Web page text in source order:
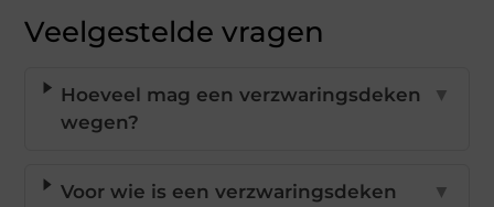
Veelgestelde vragen
Hoeveel mag een verzwaringsdeken
wegen?
▼
Voor wie is een verzwaringsdeken
▼